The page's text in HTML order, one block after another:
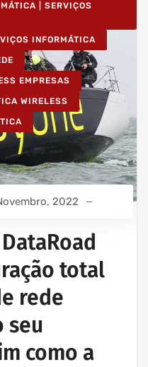
| SERVIÇOS
INFORMÁTICA
EMPRESAS
WIRELESS
2022
total
rede
seu
como a